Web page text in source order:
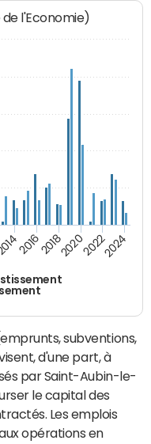
de l'Economie)
20162018202020222024
subventions,
d'une part, à
par Saint-Aubin-le-
le capital des
Les emplois
opérations en